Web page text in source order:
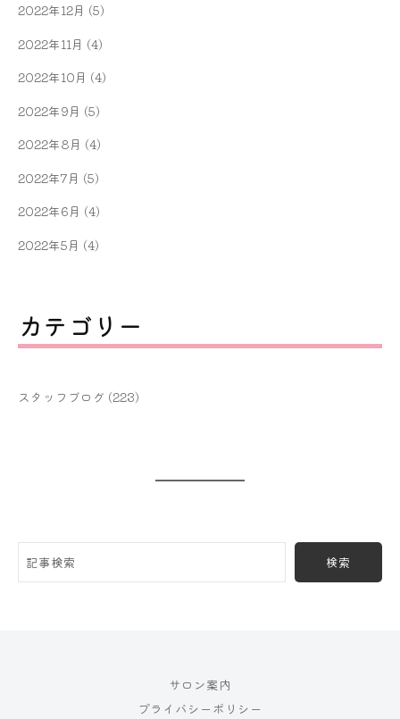
2022年12月 (5)
2022年11月 (4)
2022年10月 (4)
2022年9月 (5)
2022年8月 (4)
2022年7月 (5)
2022年6月 (4)
2022年5月 (4)
カテゴリー
スタッフブログ (223)
検索
サロン案内
プライバシーポリシー